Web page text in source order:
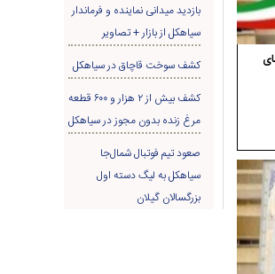
بازدید میدانی نماینده و فرماندار
سیاهکل از بازار + تصاویر
کشف سوخت قاچاق در سياهکل
کشف بیش از ۲ هزار و ۶۰۰ قطعه
مرغ زنده بدون مجوز در سیاهکل
صعود تیم فوتبال شمال‌جا‌
سیاهکل به لیگ دسته اول
بزرگسالان گیلان